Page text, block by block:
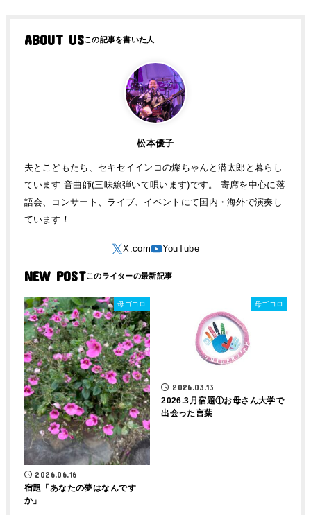
ABOUT US
松本優子
夫とこどもたち、セキセイインコの燦ちゃんと潜太郎と暮らし
ています 音曲師(三味線弾いて唄います)です。 寄席を中心に落
語会、コンサート、ライブ、イベントにて国内・海外で演奏し
ています！
NEW POST
母ゴコロ
2026.06.16
宿題「あなたの夢はなんです
か」
母ゴコロ
2026.03.13
2026.3月宿題①お母さん大学で
出会った言葉